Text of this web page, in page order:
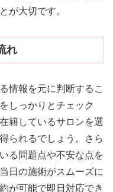
が大切です。
れ
情報を元に判断するこ
しっかりとチェック
籍しているサロンを選
られるでしょう。さら
る問題点や不安な点を
日の施術がスムーズに
が可能で即日対応でき